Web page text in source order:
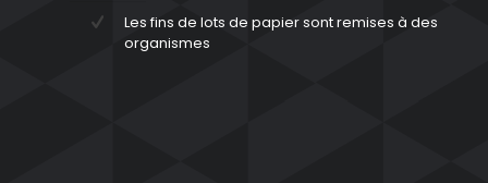
Les fins de lots de papier sont remises à des
organismes